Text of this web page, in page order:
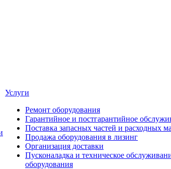
Услуги
Ремонт оборудования
Гарантийное и постгарантийное
Поставка запасных частей и расходных
Продажа оборудования в лизинг
Организация доставки
Пусконаладка и техническое
оборудования